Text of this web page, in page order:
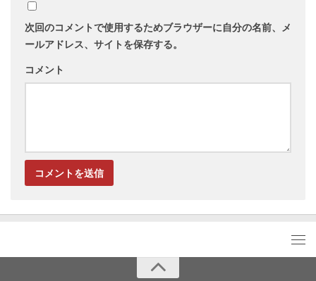
次回のコメントで使用するためブラウザーに自分の名前、メ
ールアドレス、サイトを保存する。
コメント